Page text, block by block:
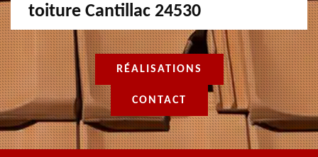
toiture Cantillac 24530
RÉALISATIONS
CONTACT